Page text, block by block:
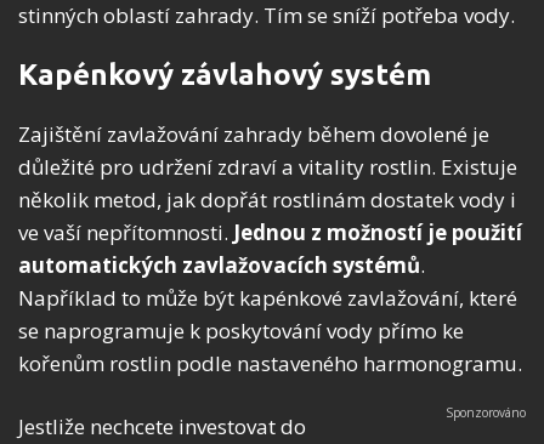
stinných oblastí zahrady. Tím se sníží potřeba vody.
Kapénkový závlahový systém
Zajištění zavlažování zahrady během dovolené je
důležité pro udržení zdraví a vitality rostlin. Existuje
několik metod, jak dopřát rostlinám dostatek vody i
ve vaší nepřítomnosti. Jednou z možností je použití
automatických zavlažovacích systémů.
Například to může být kapénkové zavlažování, které
se naprogramuje k poskytování vody přímo ke
kořenům rostlin podle nastaveného harmonogramu.
Jestliže nechcete investovat do